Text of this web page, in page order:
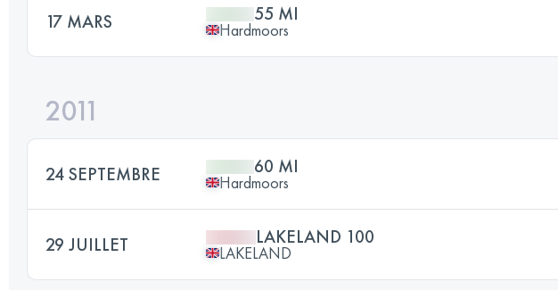
17 MARS 55 MI
Hardmoors
2011
24 SEPTEMBRE 60 MI
Hardmoors
29 JUILLET LAKELAND 100
LAKELAND